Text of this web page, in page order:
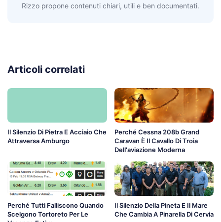
Rizzo propone contenuti chiari, utili e ben documentati.
Articoli correlati
Il Silenzio Di Pietra E Acciaio Che
Attraversa Amburgo
Perché Cessna 208b Grand
Caravan È Il Cavallo Di Troia
Dell'aviazione Moderna
Perché Tutti Falliscono Quando
Scelgono Tortoreto Per Le
Il Silenzio Della Pineta E Il Mare
Che Cambia A Pinarella Di Cervia